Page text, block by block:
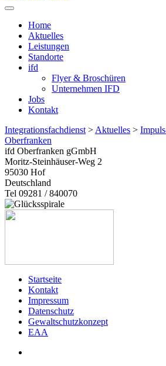
Home
Aktuelles
Leistungen
Standorte
ifd
Flyer & Broschüren
Unternehmen IFD
Jobs
Kontakt
Integrationsfachdienst > Aktuelles >
Oberfranken
ifd Oberfranken gGmbH
Moritz-Steinhäuser-Weg 2
95030 Hof
Deutschland
Tel 09281 / 840070
Startseite
Kontakt
Impressum
Datenschutz
Gewaltschutzkonzept
EAA